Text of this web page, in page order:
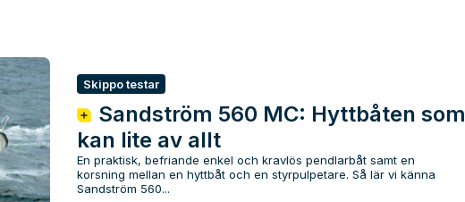
Skippo testar
Sandström 560 MC: Hyttbåten som
kan lite av allt
En praktisk, befriande enkel och kravlös pendlarbåt samt en
korsning mellan en hyttbåt och en styrpulpetare. Så lär vi känna
Sandström 560...